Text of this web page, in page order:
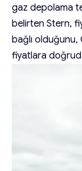
gaz depolama
belirten Stern,
bağlı
fiyatlara